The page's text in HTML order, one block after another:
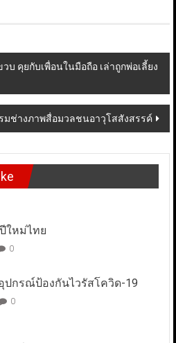
บ คุยกับเพื่อนในมือถือ เล่าถูกพ่อเลี้ยง
มช่างภาพสื่อมวลชนอาวุโสสังสรรค์
ใหม่ไทย
0
ปกรณ์ป้องกันไวรัสโควิด-19
0